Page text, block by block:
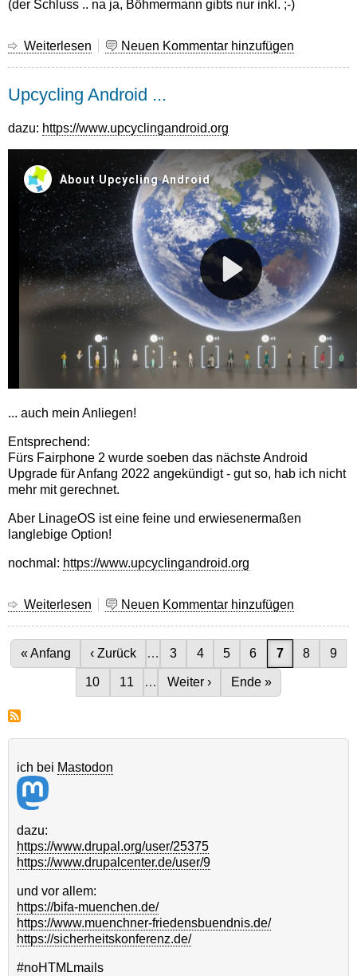
(der Schluss .. na ja, Böhmermann gibts nur inkl. ;-)
Weiterlesen über Neuen Kommentar hinzufügen
Upcycling Android ...
dazu: https://www.upcyclingandroid.org
... auch mein Anliegen!
Entsprechend:
Fürs Fairphone 2 wurde soeben das nächste Android
Upgrade für Anfang 2022 angekündigt - gut so, hab ich nicht
mehr mit gerechnet.
Aber LinageOS ist eine feine und erwiesenermaßen
langlebige Option!
nochmal: https://www.upcyclingandroid.org
Weiterlesen über
Android
...
Neuen Kommentar hinzufügen
Seitennummerierung
Erste Seite
« Anfang Vorherige Seite
‹ Zurück … Seite
3 Seite
4 Seite
5 Seite
6 Aktuelle
7 Seite
8 9
Seite
10 Seite
11 … Nächste Seite
Weiter › Letzte Seite
Ende »
ich bei Mastodon
dazu:
https://www.drupal.org/user/25375
https://www.drupalcenter.de/user/9
und vor allem:
https://bifa-muenchen.de/
https://www.muenchner-friedensbuendnis.de/
https://sicherheitskonferenz.de/
#noHTMLmails